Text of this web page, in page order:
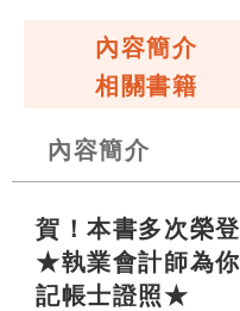
內容簡介
相關書籍
內容簡介
賀！本書多次榮
★執業會計師為
記帳士證照★